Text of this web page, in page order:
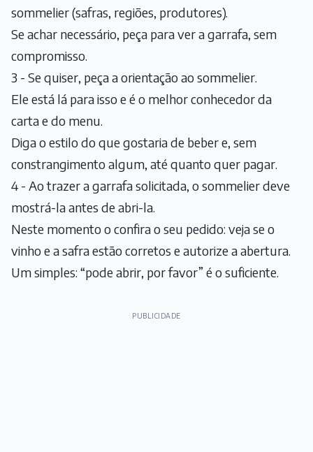
sommelier (safras, regiões, produtores).
Se achar necessário, peça para ver a garrafa, sem
compromisso.
3 - Se quiser, peça a orientação ao sommelier.
Ele está lá para isso e é o melhor conhecedor da
carta e do menu.
Diga o estilo do que gostaria de beber e, sem
constrangimento algum, até quanto quer pagar.
4 - Ao trazer a garrafa solicitada, o sommelier deve
mostrá-la antes de abri-la.
Neste momento o confira o seu pedido: veja se o
vinho e a safra estão corretos e autorize a abertura.
Um simples: “pode abrir, por favor” é o suficiente.
PUBLICIDADE